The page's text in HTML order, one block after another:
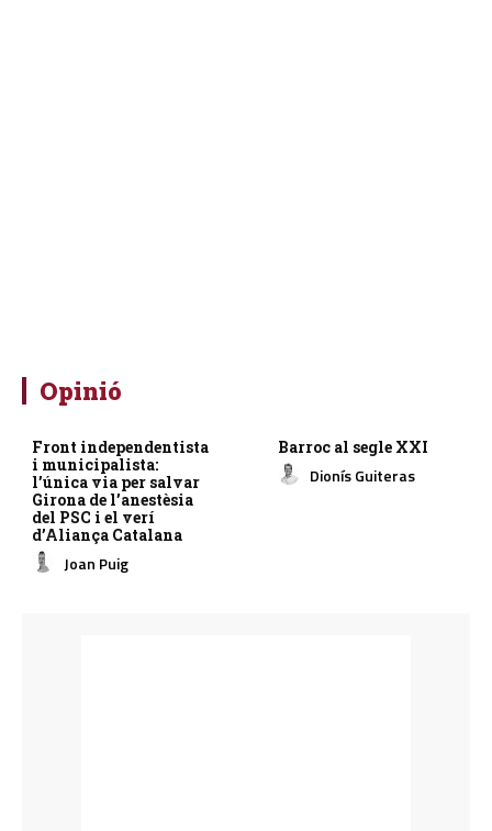
Opinió
Front independentista
i municipalista:
l’única via per salvar
Girona de l’anestèsia
del PSC i el verí
d’Aliança Catalana
Joan Puig
Barroc al segle XXI
Dionís Guiteras